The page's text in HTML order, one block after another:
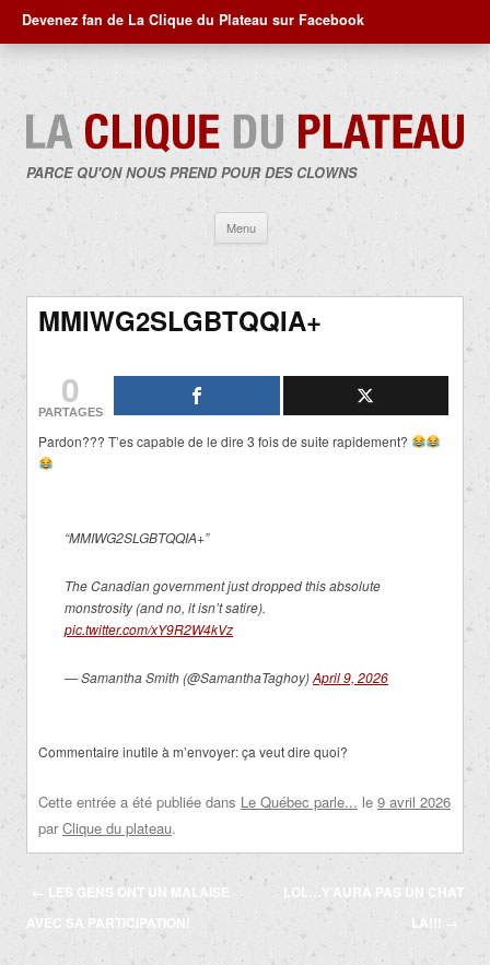
Devenez fan de La Clique du Plateau sur Facebook
PARCE QU'ON NOUS PREND POUR DES CLOWNS
Menu
contenu
MMIWG2SLGBTQQIA+
0
PARTAGES
Pardon??? T’es capable de le dire 3 fois de suite rapidement?
“MMIWG2SLGBTQQIA+”
The Canadian government just dropped this absolute
monstrosity (and no, it isn’t satire).
pic.twitter.com/xY9R2W4kVz
— Samantha Smith (@SamanthaTaghoy)April 9, 2026
Commentaire inutile à m’envoyer: ça veut dire quoi?
Cette entrée a été publiée dans Le Québec parle... le 9 avril 2026
par Clique du plateau.
Navigation
des
articles
← LES GENS ONT UN MALAISE
AVEC SA PARTICIPATION!
LOL…Y’AURA PAS UN CHAT
LÀ!!!
→